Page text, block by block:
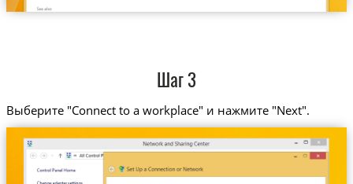
Шаг 3
Выберите "Connect to a workplace" и нажмите "Next".